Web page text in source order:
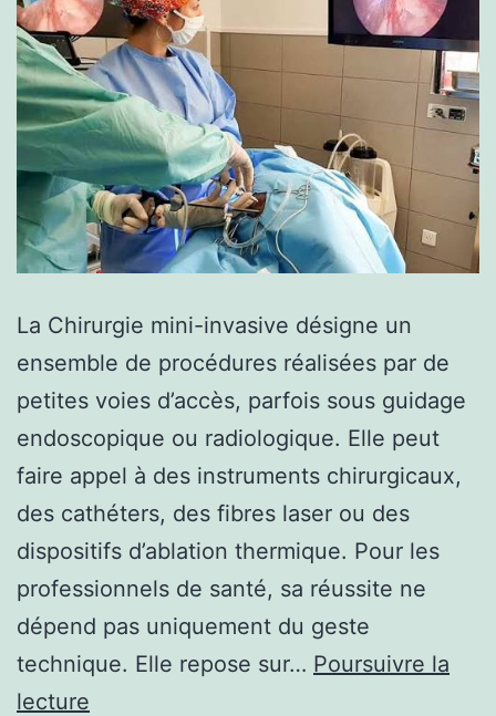
La Chirurgie mini-invasive désigne un
ensemble de procédures réalisées par de
petites voies d’accès, parfois sous guidage
endoscopique ou radiologique. Elle peut
faire appel à des instruments chirurgicaux,
des cathéters, des fibres laser ou des
dispositifs d’ablation thermique. Pour les
professionnels de santé, sa réussite ne
dépend pas uniquement du geste
technique. Elle repose sur… Poursuivre la
lecture